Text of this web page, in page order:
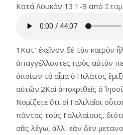
Κατά Λουκάν 13:1-9 από
1Κατ᾿ ἐκεῖνον δὲ τὸν καιρὸν
ἀπαγγέλλοντες πρὸς αὐτὸν
ὁποίων τὸ αἷμα ὁ Πιλάτος
αὐτῶν.2Καὶ ἀποκριθεὶς ὁ
Νομίζετε ὅτι οἱ Γαλιλαῖοι
πάντας τοὺς Γαλιλαίους,
σᾶς λέγω, ἀλλ᾿ ἐὰν δὲν